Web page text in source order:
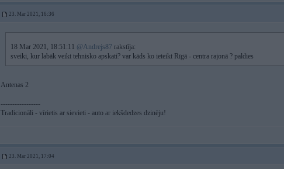
23. Mar 2021, 16:36
18 Mar 2021, 18:51:11 @Andrejs87 rakstīja:
sveiki, kur labāk veikt tehnisko apskati? var kāds ko ieteikt Rīgā - centra rajonā ? paldies
Antenas 2
-----------------
Tradicionāli - vīrietis ar sievieti - auto ar iekšdedzes dzinēju!
23. Mar 2021, 17:04